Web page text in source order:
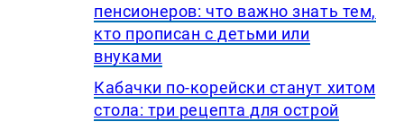
пенсионеров: что важно знать тем,
кто прописан с детьми или
внуками
Кабачки по-корейски станут хитом
стола: три рецепта для острой